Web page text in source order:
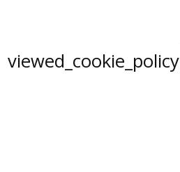
viewed_cookie_policy